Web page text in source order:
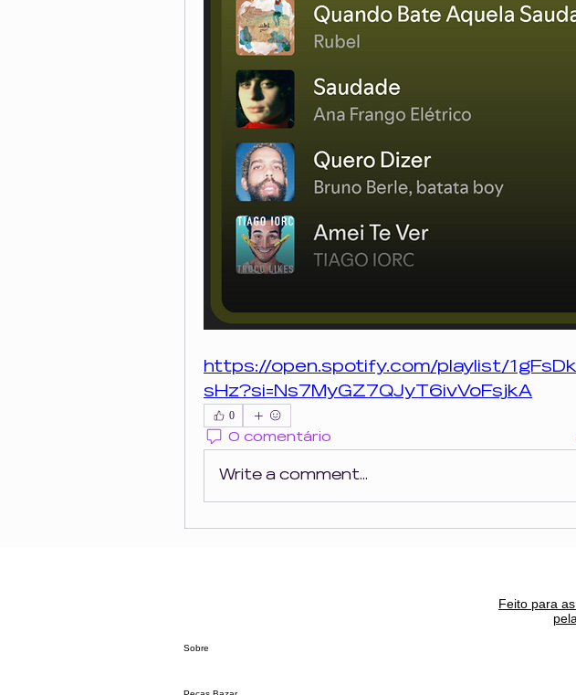
https://open.spotify.com/playlist/
sHz?si=Ns7MyGZ7QJyT6ivVoFsjkA
0
0 comentário
Write a comment...
Feito para
Sobre